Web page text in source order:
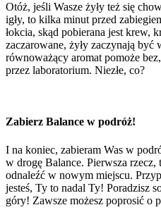
Otóż, jeśli Wasze żyły też się
igły, to kilka minut przed
łokcia, skąd pobierana jest krew,
zaczarowane, żyły zaczynają
równoważący aromat pomoże
przez laboratorium. Niezłe, co?
Zabierz Balance w podróż!
I na koniec, zabieram Was w
w drogę Balance. Pierwsza rzecz,
odnaleźć w nowym miejscu.
jesteś, Ty to nadal Ty! Poradzisz
góry! Zawsze możesz poprosić o